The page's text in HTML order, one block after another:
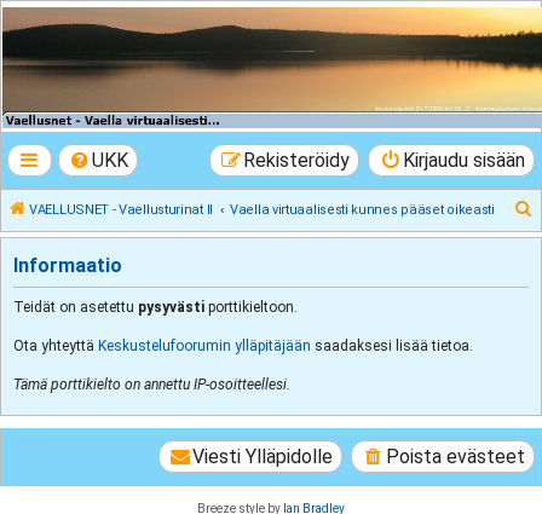
VAELLUSNET -
Vaellusturinat II
UKK Kirjaudu sisään
Rekisteröidy
VAELLUSNET - Vaellusturinat II Vaella virtuaalisesti kunnes pääset oikeasti
t
Informaatio
Teidät on asetettu pysyvästi porttikieltoon.
Ota yhteyttä Keskustelufoorumin ylläpitäjään saadaksesi lisää tietoa.
Tämä porttikielto on annettu IP-osoitteellesi.
Poista evästeet
Viesti Ylläpidolle
Breeze style by Ian Bradley